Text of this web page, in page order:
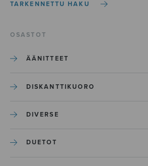
TARKENNETTU HAKU
OSASTOT
ÄÄNITTEET
DISKANTTIKUORO
DIVERSE
DUETOT